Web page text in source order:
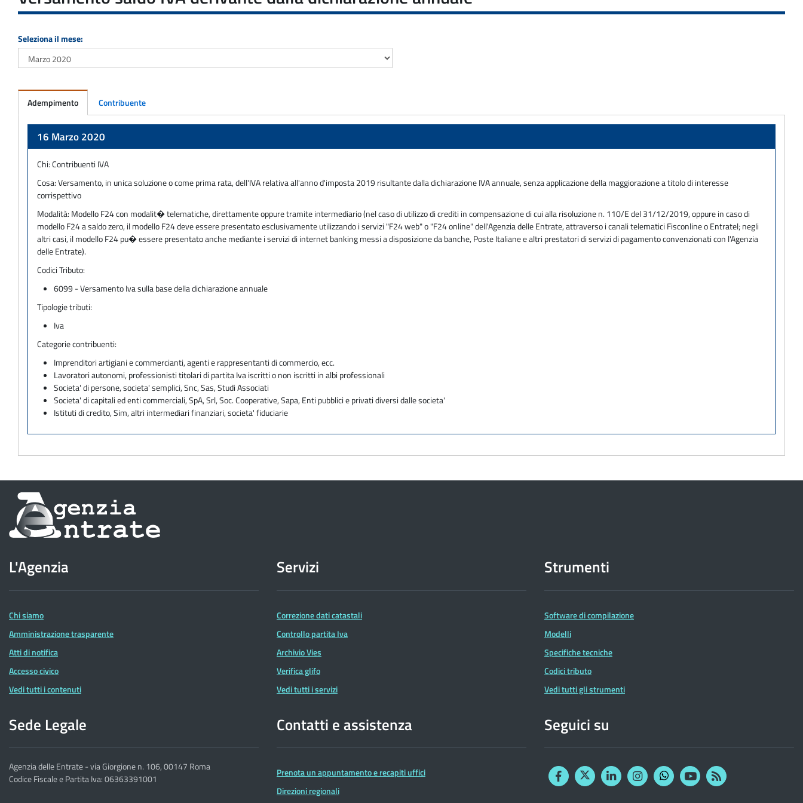
Seleziona il mese:
Adempimento Contribuente
16 Marzo 2020
Chi:Contribuenti IVA
Cosa:Versamento, in unica soluzione o come prima rata, dell'IVA relativa all'anno d'imposta 2019 risultante dalla dichiarazione IVA annuale, senza applicazione della maggiorazione a titolo di interesse
corrispettivo
Modalità: Modello F24 con modalit� telematiche, direttamente oppure tramite intermediario (nel caso di utilizzo di crediti in compensazione di cui alla risoluzione n. 110/E del 31/12/2019, oppure in caso di
modello F24 a saldo zero, il modello F24 deve essere presentato esclusivamente utilizzando i servizi "F24 web" o "F24 online" dell'Agenzia delle Entrate, attraverso i canali telematici Fisconline o Entratel; negli
altri casi, il modello F24 pu� essere presentato anche mediante i servizi di internet banking messi a disposizione da banche, Poste Italiane e altri prestatori di servizi di pagamento convenzionati con l'Agenzia
delle Entrate).
Codici Tributo:
6099 - Versamento Iva sulla base della dichiarazione annuale
Tipologie tributi:
Iva
Categorie contribuenti:
Imprenditori artigiani e commercianti, agenti e rappresentanti di commercio, ecc.
Lavoratori autonomi, professionisti titolari di partita Iva iscritti o non iscritti in albi professionali
Societa' di persone, societa' semplici, Snc, Sas, Studi Associati
Societa' di capitali ed enti commerciali, SpA, Srl, Soc. Cooperative, Sapa, Enti pubblici e privati diversi dalle societa'
Istituti di credito, Sim, altri intermediari finanziari, societa' fiduciarie
Informazioni
sul
dell'Agenzia
delle
Entrate
L'Agenzia
Chi siamo
Amministrazione trasparente
Atti di notifica
Accesso civico
Vedi tutti i contenuti
Servizi
Correzione dati catastali
Controllo partita Iva
Archivio Vies
Verifica glifo
Vedi tutti i servizi
Strumenti
Software di compilazione
Modelli
Specifiche tecniche
Codici tributo
Vedi tutti gli strumenti
Sede Legale
Agenzia delle Entrate - via Giorgione n. 106, 00147 Roma
Codice Fiscale e Partita Iva: 06363391001
Contatti e assistenza
Prenota un appuntamento e recapiti uffici
Direzioni regionali
Seguici su
FacebookTwitterLinkedinInstagram
YouTubeRSS